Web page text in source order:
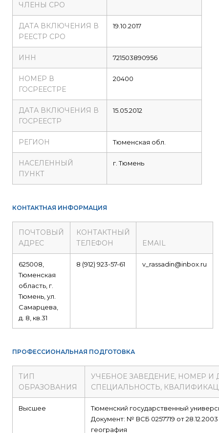
ЧЛЕНЫ СРО
ДАТА ВКЛЮЧЕНИЯ В
РЕЕСТР СРО
19.10.2017
ИНН 721503890956
НОМЕР В
ГОСРЕЕСТРЕ
20400
ДАТА ВКЛЮЧЕНИЯ В
ГОСРЕЕСТР
15.05.2012
РЕГИОН Тюменская обл.
НАСЕЛЕННЫЙ
ПУНКТ
г. Тюмень
КОНТАКТНАЯ ИНФОРМАЦИЯ
ПОЧТОВЫЙ
АДРЕС
КОНТАКТНЫЙ
ТЕЛЕФОН
EMAIL
625008,
Тюменская
область, г.
Тюмень, ул.
Самарцева,
д. 8, кв.31
8 (912) 923-57-61 v_rassadin@inbox.ru
ПРОФЕССИОНАЛЬНАЯ ПОДГОТОВКА
ТИП
ОБРАЗОВАНИЯ
УЧЕБНОЕ ЗАВЕДЕНИЕ, НОМЕР
СПЕЦИАЛЬНОСТЬ,
Высшее
Тюменский государственный
Документ: № ВСБ 0257719 от 28.12.2003
география